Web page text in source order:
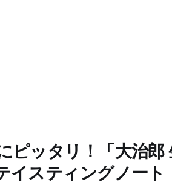
ピッタリ！「大治郎
イスティングノート